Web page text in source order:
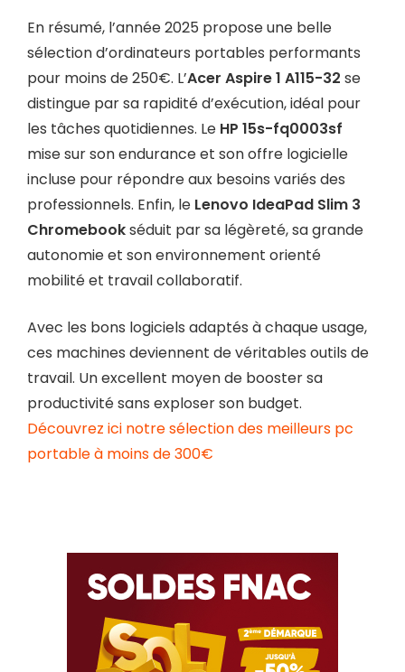
En résumé, l’année 2025 propose une belle
sélection d’ordinateurs portables performants
pour moins de 250€. L’Acer Aspire 1 A115-32 se
distingue par sa rapidité d’exécution, idéal pour
les tâches quotidiennes. Le HP 15s-fq0003sf
mise sur son endurance et son offre logicielle
incluse pour répondre aux besoins variés des
professionnels. Enfin, le Lenovo IdeaPad Slim 3
Chromebookséduit par sa légèreté, sa grande
autonomie et son environnement orienté
mobilité et travail collaboratif.
Avec les bons logiciels adaptés à chaque usage,
ces machines deviennent de véritables outils de
travail. Un excellent moyen de booster sa
productivité sans exploser son budget.
Découvrez ici notre sélection des meilleurs pc
portable à moins de 300€